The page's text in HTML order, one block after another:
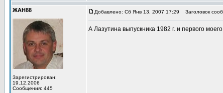
ЖАН88
Зарегистрирован:
19.12.2006
Сообщения: 445
Добавлено: Сб Янв 13, 2007 17:29 Заголовок
А Лазутина выпускника 1982 г. и первого